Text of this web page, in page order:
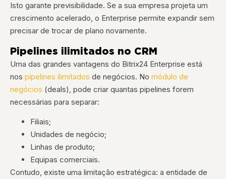
Isto garante previsibilidade. Se a sua empresa projeta um
crescimento acelerado, o Enterprise permite expandir sem
precisar de trocar de plano novamente.
Pipelines ilimitados no CRM
Uma das grandes vantagens do Bitrix24 Enterprise está
nos pipelines ilimitados de negócios. No módulo de
negócios (deals), pode criar quantas pipelines forem
necessárias para separar:
Filiais;
Unidades de negócio;
Linhas de produto;
Equipas comerciais.
Contudo, existe uma limitação estratégica: a entidade de